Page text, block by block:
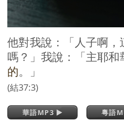
他對我說：「人子啊
嗎？」我說：「主耶和
的。」
(結37:3)
華語MP3 粵語